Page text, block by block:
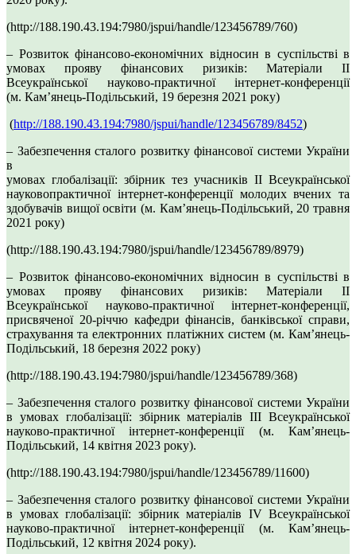
(http://188.190.43.194:7980/jspui/handle/123456789/760)
– Розвиток фінансово-економічних відносин в суспільстві в
умовах прояву фінансових ризиків: Матеріали ІІ
Всеукраїнської науково-практичної інтернет-конференції
(м. Камʼянець-Подільський, 19 березня 2021 року)
(http://188.190.43.194:7980/jspui/handle/123456789/8452)
– Забезпечення сталого розвитку фінансової системи України
в
умовах глобалізації: збірник тез учасників ІІ Всеукраїнської
науковопрактичної інтернет-конференції молодих вчених та
здобувачів вищої освіти (м. Кам’янець-Подільський, 20 травня
2021 року)
(http://188.190.43.194:7980/jspui/handle/123456789/8979)
– Розвиток фінансово-економічних відносин в суспільстві в
умовах прояву фінансових ризиків: Матеріали ІІ
Всеукраїнської науково-практичної інтернет-конференції,
присвяченої 20-річчю кафедри фінансів, банківської справи,
страхування та електронних платіжних систем (м. Камʼянець-
Подільський, 18 березня 2022 року)
(http://188.190.43.194:7980/jspui/handle/123456789/368)
– Забезпечення сталого розвитку фінансової системи України
в умовах глобалізації: збірник матеріалів ІІІ Всеукраїнської
науково-практичної інтернет-конференції (м. Камʼянець-
Подільський, 14 квітня 2023 року).
(http://188.190.43.194:7980/jspui/handle/123456789/11600)
– Забезпечення сталого розвитку фінансової системи України
в умовах глобалізації: збірник матеріалів ІV Всеукраїнської
науково-практичної інтернет-конференції (м. Камʼянець-
Подільський, 12 квітня 2024 року).